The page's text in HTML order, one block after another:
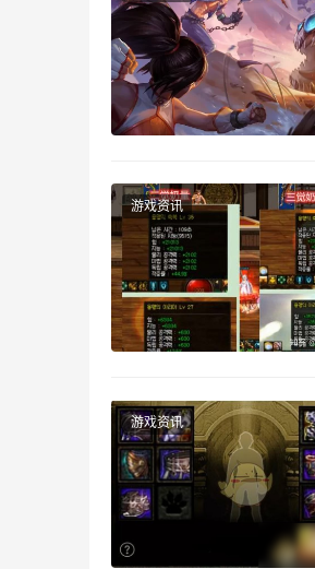
游戏资讯
游戏资讯